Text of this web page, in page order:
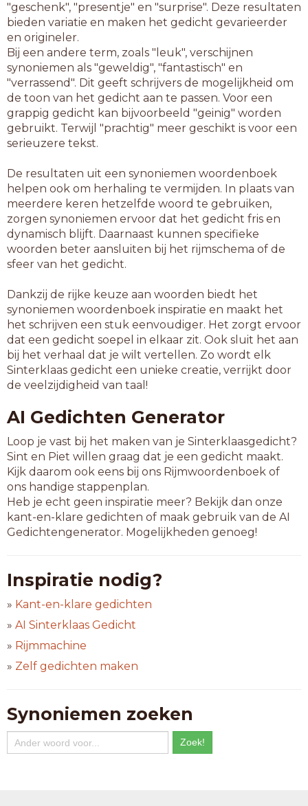
"geschenk", "presentje" en "surprise". Deze resultaten
bieden variatie en maken het gedicht gevarieerder
en origineler.
Bij een andere term, zoals "leuk", verschijnen
synoniemen als "geweldig", "fantastisch" en
"verrassend". Dit geeft schrijvers de mogelijkheid om
de toon van het gedicht aan te passen. Voor een
grappig gedicht kan bijvoorbeeld "geinig" worden
gebruikt. Terwijl "prachtig" meer geschikt is voor een
serieuzere tekst.
De resultaten uit een synoniemen woordenboek
helpen ook om herhaling te vermijden. In plaats van
meerdere keren hetzelfde woord te gebruiken,
zorgen synoniemen ervoor dat het gedicht fris en
dynamisch blijft. Daarnaast kunnen specifieke
woorden beter aansluiten bij het rijmschema of de
sfeer van het gedicht.
Dankzij de rijke keuze aan woorden biedt het
synoniemen woordenboek inspiratie en maakt het
het schrijven een stuk eenvoudiger. Het zorgt ervoor
dat een gedicht soepel in elkaar zit. Ook sluit het aan
bij het verhaal dat je wilt vertellen. Zo wordt elk
Sinterklaas gedicht een unieke creatie, verrijkt door
de veelzijdigheid van taal!
AI Gedichten Generator
Loop je vast bij het maken van je Sinterklaasgedicht?
Sint en Piet willen graag dat je een gedicht maakt.
Kijk daarom ook eens bij ons Rijmwoordenboek of
ons handige stappenplan.
Heb je echt geen inspiratie meer? Bekijk dan onze
kant-en-klare gedichten of maak gebruik van de AI
Gedichtengenerator. Mogelijkheden genoeg!
Inspiratie nodig?
» Kant-en-klare gedichten
» AI Sinterklaas Gedicht
» Rijmmachine
» Zelf gedichten maken
Synoniemen zoeken